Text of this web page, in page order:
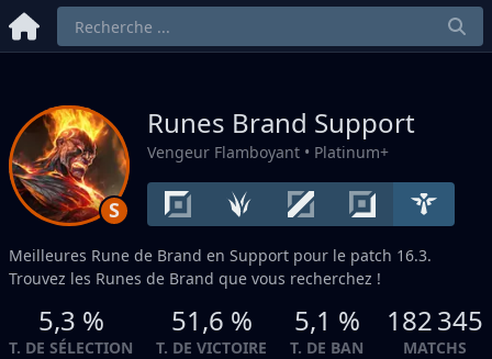
S
Runes Brand Support
Vengeur Flamboyant • Platinum+
Meilleures Rune de Brand en Support pour le patch 16.3.
Trouvez les Runes de Brand que vous recherchez !
5,3 %
T. DE SÉLECTION
51,6 %
T. DE VICTOIRE
5,1 %
T. DE BAN
182 345
MATCHS